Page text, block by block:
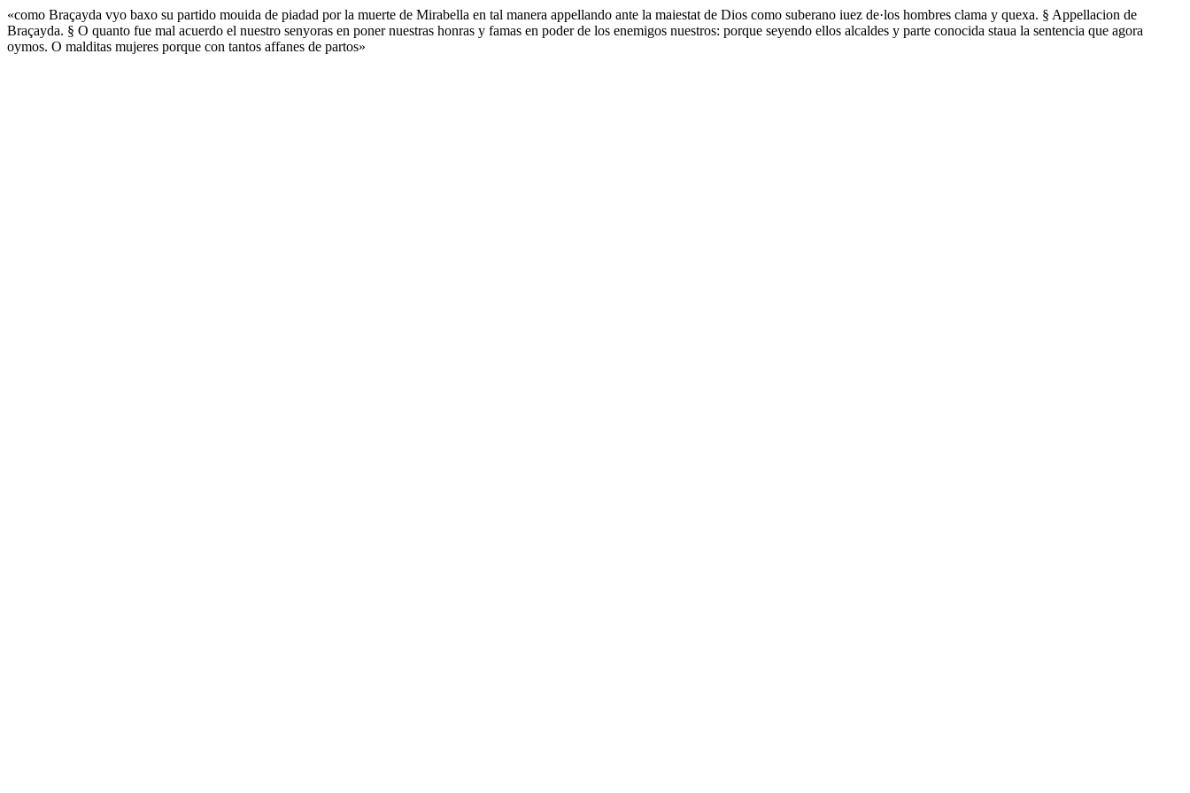
«como Braçayda vyo baxo su partido mouida de piadad por la muerte de Mirabella en tal manera appellando ante la maiestat de Dios como suberano iuez de·los hombres clama y quexa. § Appellacion de
Braçayda. § O quanto fue mal acuerdo el nuestro senyoras en poner nuestras honras y famas en poder de los enemigos nuestros: porque seyendo ellos alcaldes y parte conocida staua la sentencia que agora
oymos. O malditas mujeres porque con tantos affanes de partos»